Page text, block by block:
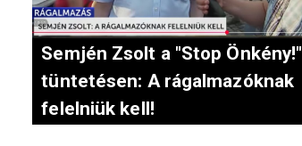
Semjén Zsolt a "Stop Önkény!"
tüntetésen: A rágalmazóknak
felelniük kell!